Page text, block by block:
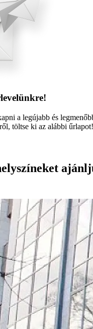
a legújabb és
töltse ki az alábbi űrlapot!